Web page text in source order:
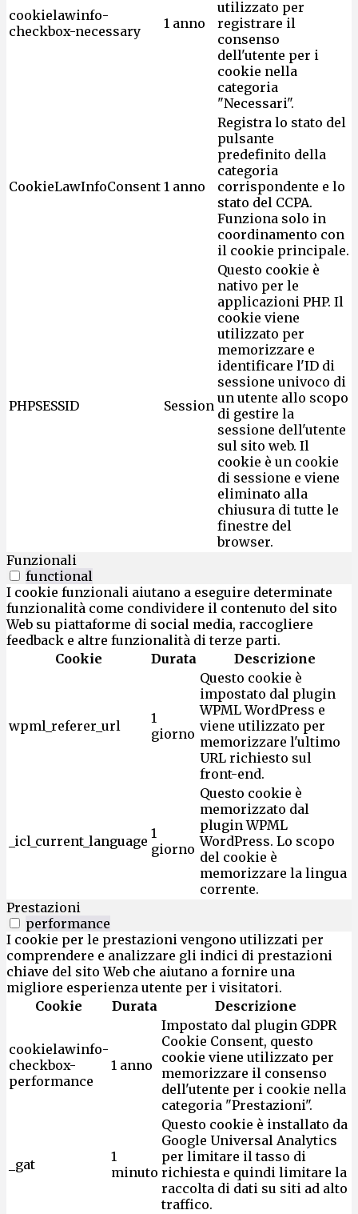
cookielawinfo-
checkbox-necessary
1 anno
utilizzato per
registrare il
consenso
dell'utente per i
cookie nella
categoria
"Necessari".
CookieLawInfoConsent 1 anno
Registra lo stato del
pulsante
predefinito della
categoria
corrispondente e lo
stato del CCPA.
Funziona solo in
coordinamento con
il cookie principale.
PHPSESSID Session
Questo cookie è
nativo per le
applicazioni PHP. Il
cookie viene
utilizzato per
memorizzare e
identificare l'ID di
sessione univoco di
un utente allo scopo
di gestire la
sessione dell'utente
sul sito web. Il
cookie è un cookie
di sessione e viene
eliminato alla
chiusura di tutte le
finestre del
browser.
Funzionali
functional
I cookie funzionali aiutano a eseguire determinate
funzionalità come condividere il contenuto del sito
Web su piattaforme di social media, raccogliere
feedback e altre funzionalità di terze parti.
Cookie
Durata Descrizione
wpml_referer_url
1
giorno
Questo cookie è
impostato dal plugin
WPML WordPress e
viene utilizzato per
memorizzare l'ultimo
URL richiesto sul
front-end.
_icl_current_language 1
giorno
Questo cookie è
memorizzato dal
plugin WPML
WordPress. Lo scopo
del cookie è
memorizzare la lingua
corrente.
Prestazioni
performance
I cookie per le prestazioni vengono utilizzati per
comprendere e analizzare gli indici di prestazioni
chiave del sito Web che aiutano a fornire una
migliore esperienza utente per i visitatori.
Cookie
Durata Descrizione
cookielawinfo-
checkbox-
performance
1 anno
Impostato dal plugin GDPR
Cookie Consent, questo
cookie viene utilizzato per
memorizzare il consenso
dell'utente per i cookie nella
categoria "Prestazioni".
_gat
1
minuto
Questo cookie è installato da
Google Universal Analytics
per limitare il tasso di
richiesta e quindi limitare la
raccolta di dati su siti ad alto
traffico.